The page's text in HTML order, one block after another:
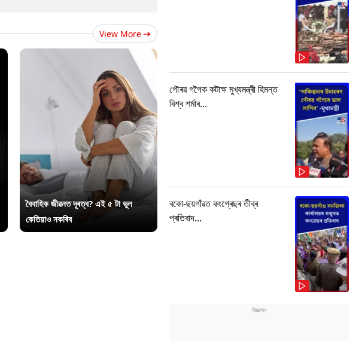
View More
বৈবাহিক জীৱনত দূৰত্ব? এই ৫ টা ভুল
কেতিয়াও নকৰিব
গৌৰৱ গগৈক কটাক্ষ মুখ্যমন্ত্ৰী হিমন্ত
বিশ্ব শৰ্মাৰ...
বকো-ছয়গাঁৱত কংগ্ৰেছৰ তীব্ৰ
প্ৰতিবাদ...